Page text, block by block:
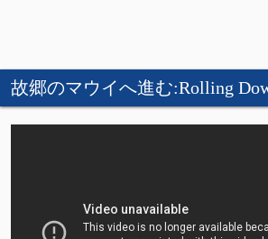
故郷のマウイへ進む:Rolling